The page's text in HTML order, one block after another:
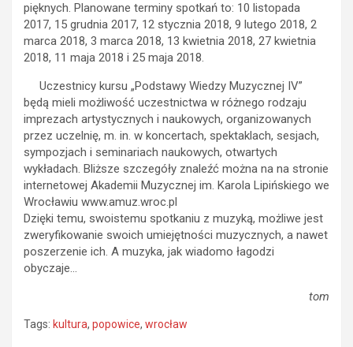
pięknych. Planowane terminy spotkań to: 10 listopada
2017, 15 grudnia 2017, 12 stycznia 2018, 9 lutego 2018, 2
marca 2018, 3 marca 2018, 13 kwietnia 2018, 27 kwietnia
2018, 11 maja 2018 i 25 maja 2018.
Uczestnicy kursu „Podstawy Wiedzy Muzycznej IV”
będą mieli możliwość uczestnictwa w różnego rodzaju
imprezach artystycznych i naukowych, organizowanych
przez uczelnię, m. in. w koncertach, spektaklach, sesjach,
sympozjach i seminariach naukowych, otwartych
wykładach. Bliższe szczegóły znaleźć można na na stronie
internetowej Akademii Muzycznej im. Karola Lipińskiego we
Wrocławiu www.amuz.wroc.pl
Dzięki temu, swoistemu spotkaniu z muzyką, możliwe jest
zweryfikowanie swoich umiejętności muzycznych, a nawet
poszerzenie ich. A muzyka, jak wiadomo łagodzi
obyczaje…
tom
Tags: kultura, popowice, wrocław